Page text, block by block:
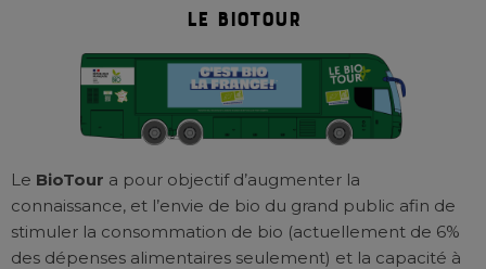
le biotour
Le BioTour a pour objectif d’augmenter la
connaissance, et l’envie de bio du grand public afin de
stimuler la consommation de bio (actuellement de 6%
des dépenses alimentaires seulement) et la capacité à